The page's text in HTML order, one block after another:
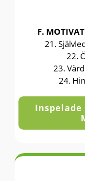
F.
21.
22.
23.
24.